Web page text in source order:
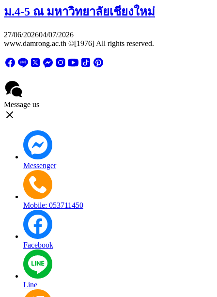
ม.4-5 ณ มหาวิทยาลัยเชียงใหม่
27/06/202604/07/2026
www.damrong.ac.th ©[1976] All rights reserved.
Message us
Messenger
Mobile: 053711450
Facebook
Line